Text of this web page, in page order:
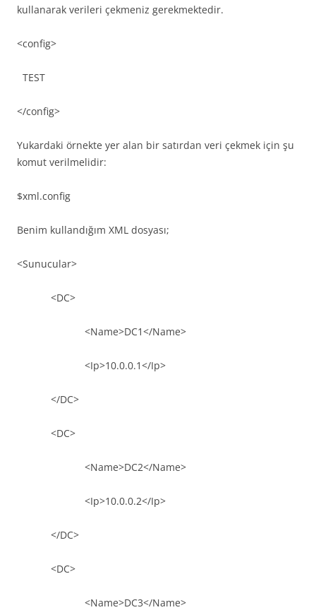
kullanarak verileri çekmeniz gerekmektedir.
<config>
TEST
</config>
Yukardaki örnekte yer alan bir satırdan veri çekmek için şu
komut verilmelidir:
$xml.config
Benim kullandığım XML dosyası;
<Sunucular>
<DC>
<Name>DC1</Name>
<Ip>10.0.0.1</Ip>
</DC>
<DC>
<Name>DC2</Name>
<Ip>10.0.0.2</Ip>
</DC>
<DC>
<Name>DC3</Name>